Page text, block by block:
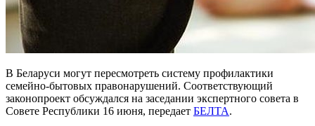
В Беларуси могут пересмотреть систему профилактики
семейно-бытовых правонарушений. Соответствующий
законопроект обсуждался на заседании экспертного совета в
Совете Республики 16 июня, передает БЕЛТА.